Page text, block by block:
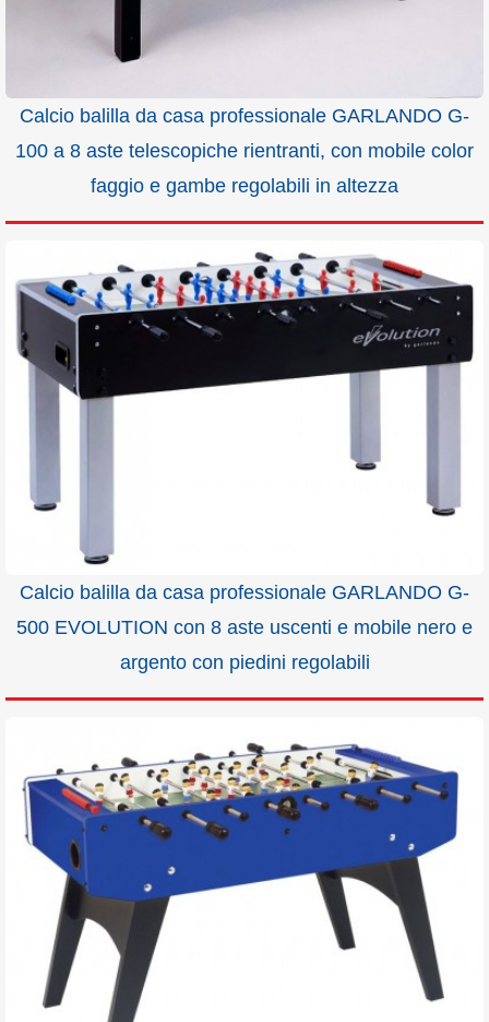
Calcio balilla da casa professionale GARLANDO G-
100 a 8 aste telescopiche rientranti, con mobile color
faggio e gambe regolabili in altezza
Calcio balilla da casa professionale GARLANDO G-
500 EVOLUTION con 8 aste uscenti e mobile nero e
argento con piedini regolabili